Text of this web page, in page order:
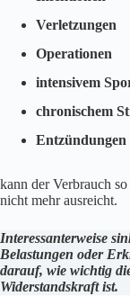
Verletzungen
Operationen
intensivem
chronischem
Entzündungen
kann der Verbrauch
nicht mehr ausreicht.
Interessanterweise
Belastungen oder
darauf, wie wichtig
Widerstandskraft ist.